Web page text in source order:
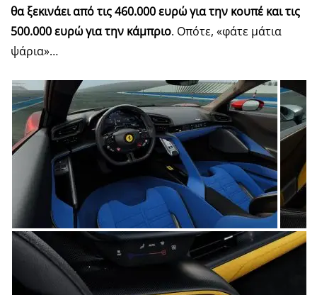
θα ξεκινάει από τις 460.000 ευρώ για την κουπέ και τις
500.000 ευρώ για την κάμπριο. Οπότε, «φάτε μάτια
ψάρια»…